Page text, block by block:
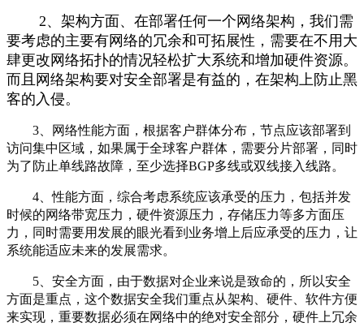
2、架构方面、在部署任何一个网络架构，我们需
要考虑的主要有网络的冗余和可拓展性，需要在不用大
肆更改网络拓扑的情况轻松扩大系统和增加硬件资源。
而且网络架构要对安全部署是有益的，在架构上防止黑
客的入侵。
3、网络性能方面，根据客户群体分布，节点应该部署到
访问集中区域，如果属于全球客户群体，需要分片部署，同时
为了防止单线路故障，至少选择BGP多线或双线接入线路。
4、性能方面，综合考虑系统应该承受的压力，包括并发
时候的网络带宽压力，硬件资源压力，存储压力等多方面压
力，同时需要用发展的眼光看到业务增上后应承受的压力，让
系统能适应未来的发展需求。
5、安全方面，由于数据对企业来说是致命的，所以安全
方面是重点，这个数据安全我们重点从架构、硬件、软件方便
来实现，重要数据必须在网络中的绝对安全部分，硬件上冗余